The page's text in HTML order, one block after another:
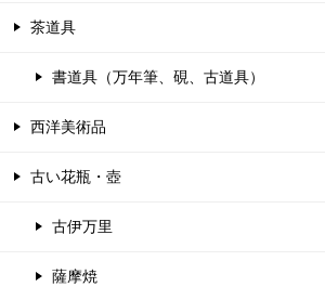
茶道具
書道具（万年筆、硯、古道具）
西洋美術品
古い花瓶・壺
古伊万里
薩摩焼